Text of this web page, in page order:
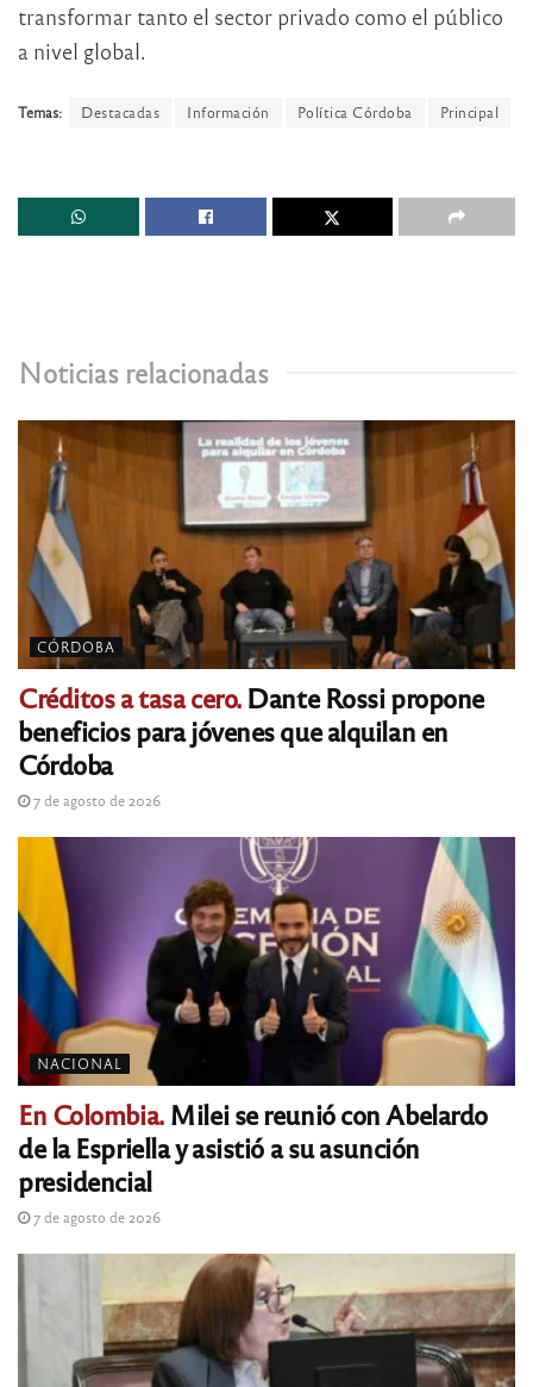
transformar tanto el sector privado como el público
a nivel global.
Temas: Destacadas Información Política Córdoba Principal
Noticias relacionadas
CÓRDOBA
Créditos a tasa cero.Dante Rossi propone
beneficios para jóvenes que alquilan en
Córdoba
7 de agosto de 2026
NACIONAL
En Colombia.Milei se reunió con Abelardo
de la Espriella y asistió a su asunción
presidencial
7 de agosto de 2026